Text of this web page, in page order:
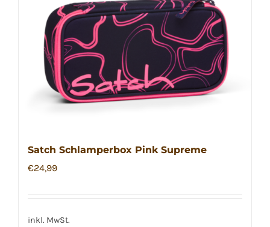
Satch Schlamperbox Pink Supreme
€24,99
inkl. MwSt.